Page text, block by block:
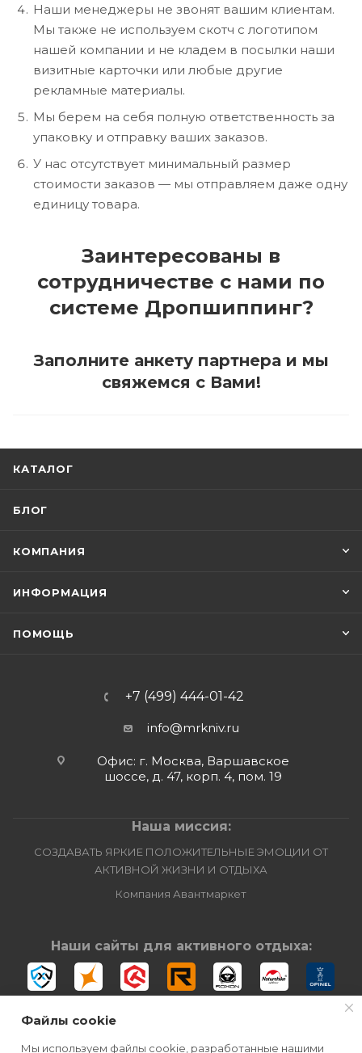
Наши менеджеры не звонят вашим клиентам.
Мы также не используем скотч с логотипом
нашей компании и не кладем в посылки наши
визитные карточки или любые другие
рекламные материалы.
Мы берем на себя полную ответственность за
упаковку и отправку ваших заказов.
У нас отсутствует минимальный размер
стоимости заказов — мы отправляем даже одну
единицу товара.
Заинтересованы в
сотрудничестве с нами по
системе Дропшиппинг?
Заполните анкету партнера и мы
свяжемся с Вами!
КАТАЛОГ
БЛОГ
КОМПАНИЯ
ИНФОРМАЦИЯ
ПОМОЩЬ
+7 (499) 444-01-42
info@mrkniv.ru
Офис: г. Москва, Варшавское
шоссе, д. 47, корп. 4, пом. 19
Наша миссия:
СОЗДАВАТЬ ЯРКИЕ ПОЛОЖИТЕЛЬНЫЕ ЭМОЦИИ ОТ
АКТИВНОЙ ЖИЗНИ И ОТДЫХА
Компания Авантмаркет
Наши сайты для активного отдыха:
Файлы cookie
Мы используем файлы cookie, разработанные нашими